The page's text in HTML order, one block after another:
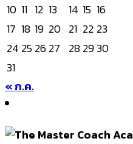
10 11 12 13 14 15 16
17 18 19 20 21 22 23
24 2526 27 282930
31
« ก.ค.